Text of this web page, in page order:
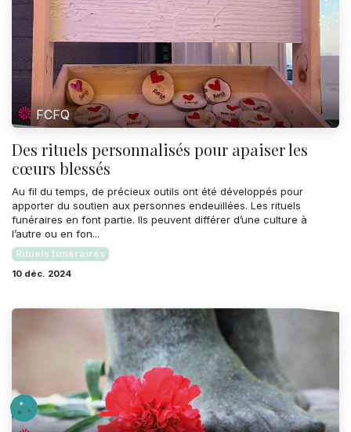
FCFQ
Des rituels personnalisés pour apaiser les
cœurs blessés
Au fil du temps, de précieux outils ont été développés pour
apporter du soutien aux personnes endeuillées. Les rituels
funéraires en font partie. Ils peuvent différer d’une culture à
l’autre ou en fon...
Rituels funéraires
10 déc. 2024